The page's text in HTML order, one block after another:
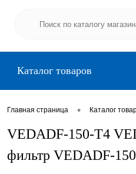
Каталог товаров
Главная страница • Каталог
VEDADF-150-T4
фильтр VEDADF-